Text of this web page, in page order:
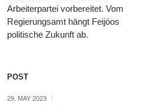
Arbeiterpartei vorbereitet. Vom
Regierungsamt hängt Feijóos
politische Zukunft ab.
POST
29. MAY 2023